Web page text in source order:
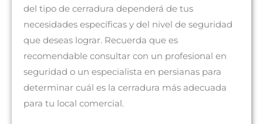
del tipo de cerradura dependerá de tus
necesidades específicas y del nivel de seguridad
que deseas lograr. Recuerda que es
recomendable consultar con un profesional en
seguridad o un especialista en persianas para
determinar cuál es la cerradura más adecuada
para tu local comercial.